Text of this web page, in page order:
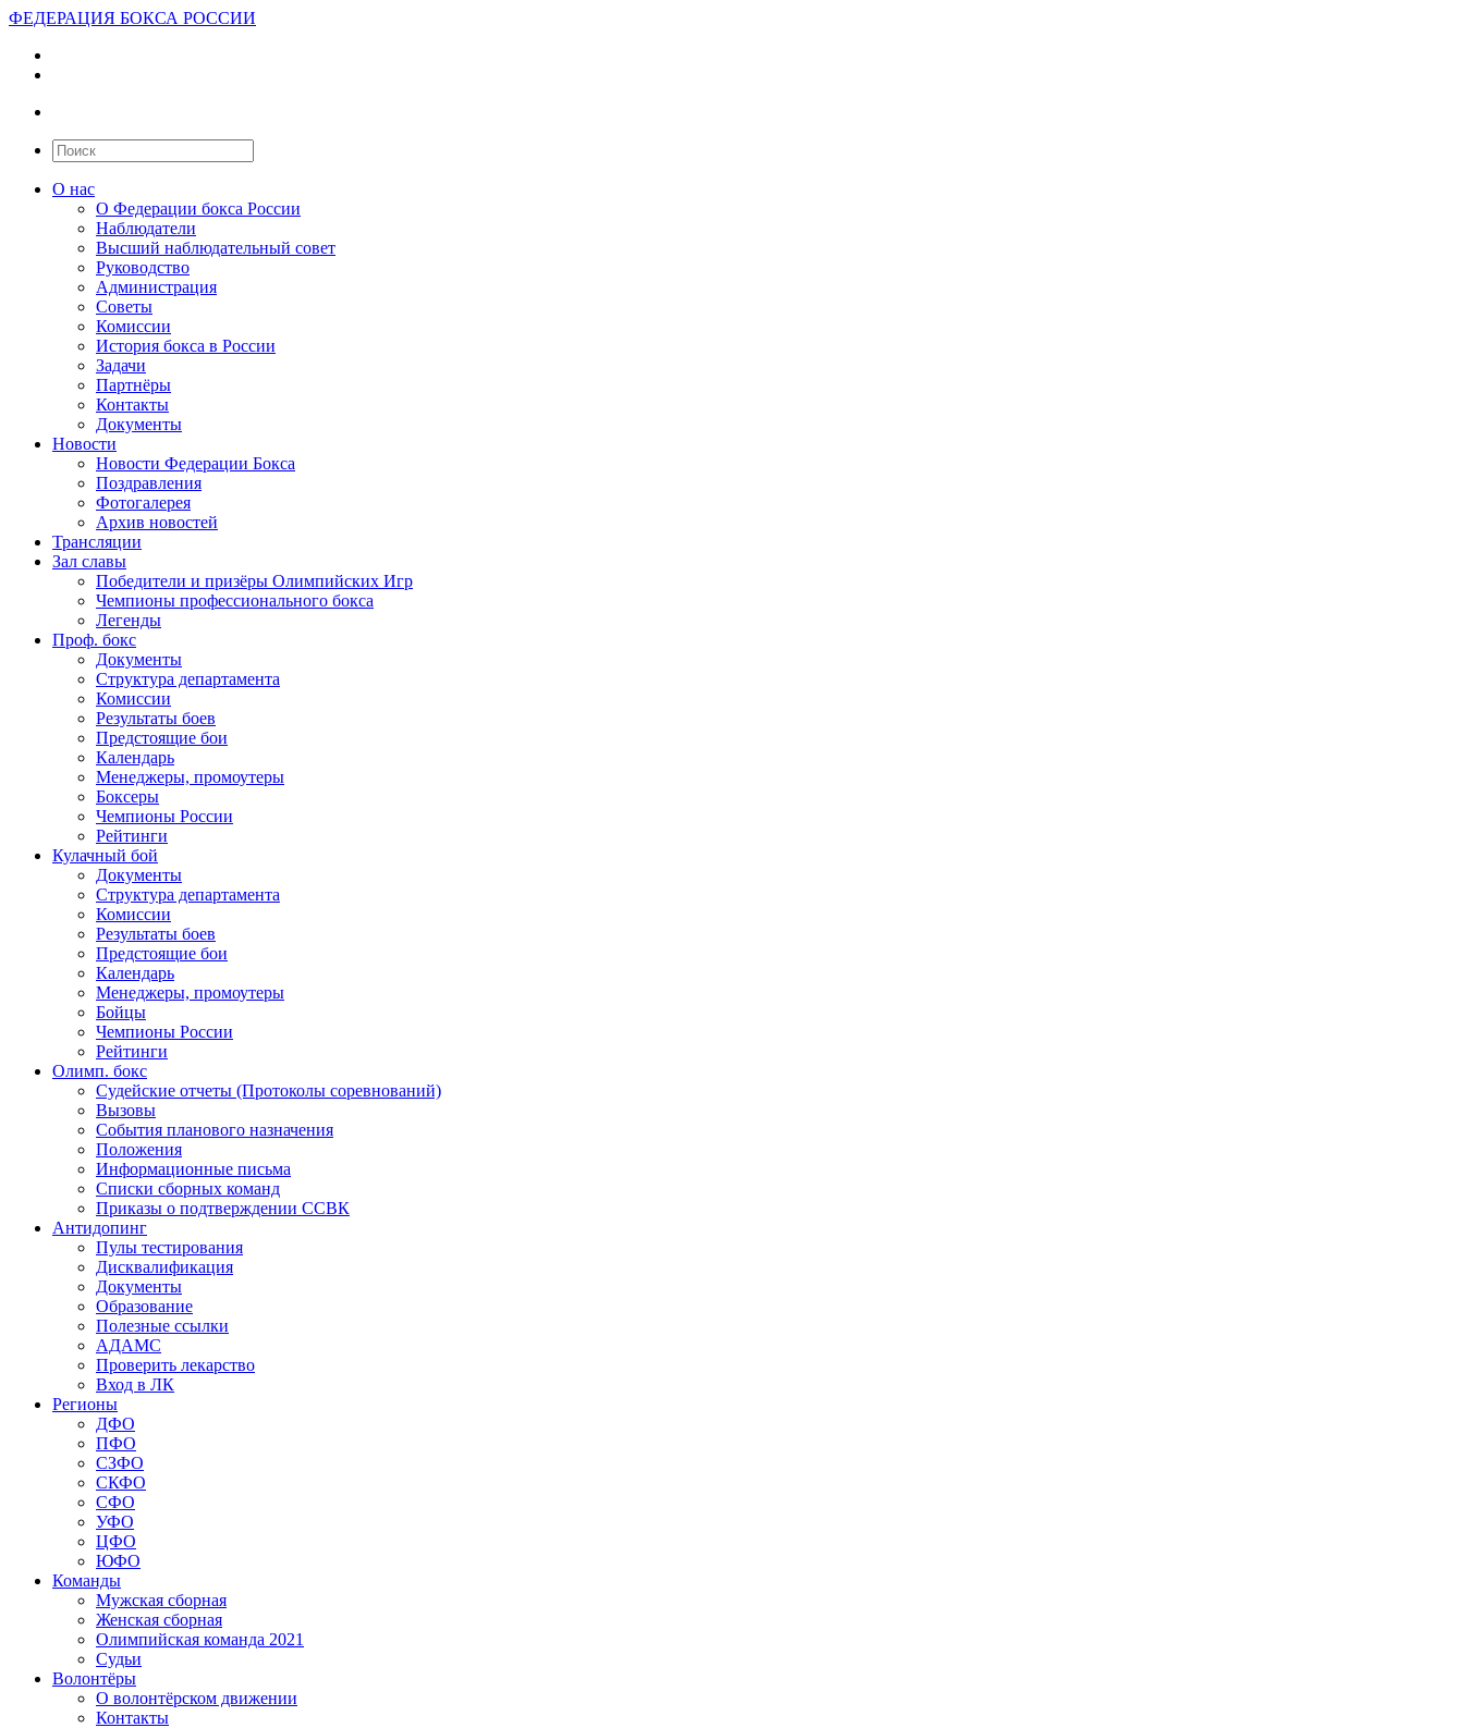
ФЕДЕРАЦИЯ БОКСА РОССИИ
О нас
О Федерации бокса России
Наблюдатели
Высший наблюдательный совет
Руководство
Администрация
Советы
Комиссии
История бокса в России
Задачи
Партнёры
Контакты
Документы
Новости
Новости Федерации Бокса
Поздравления
Фотогалерея
Архив новостей
Трансляции
Зал славы
Победители и призёры Олимпийских Игр
Чемпионы профессионального бокса
Легенды
Проф. бокс
Документы
Структура департамента
Комиссии
Результаты боев
Предстоящие бои
Календарь
Менеджеры, промоутеры
Боксеры
Чемпионы России
Рейтинги
Кулачный бой
Документы
Структура департамента
Комиссии
Результаты боев
Предстоящие бои
Календарь
Менеджеры, промоутеры
Бойцы
Чемпионы России
Рейтинги
Олимп. бокс
Судейские отчеты (Протоколы соревнований)
Вызовы
События планового назначения
Положения
Информационные письма
Списки сборных команд
Приказы о подтверждении ССВК
Антидопинг
Пулы тестирования
Дисквалификация
Документы
Образование
Полезные ссылки
АДАМС
Проверить лекарство
Вход в ЛК
Регионы
ДФО
ПФО
СЗФО
СКФО
СФО
УФО
ЦФО
ЮФО
Команды
Мужская сборная
Женская сборная
Олимпийская команда 2021
Судьи
Волонтёры
О волонтёрском движении
Контакты